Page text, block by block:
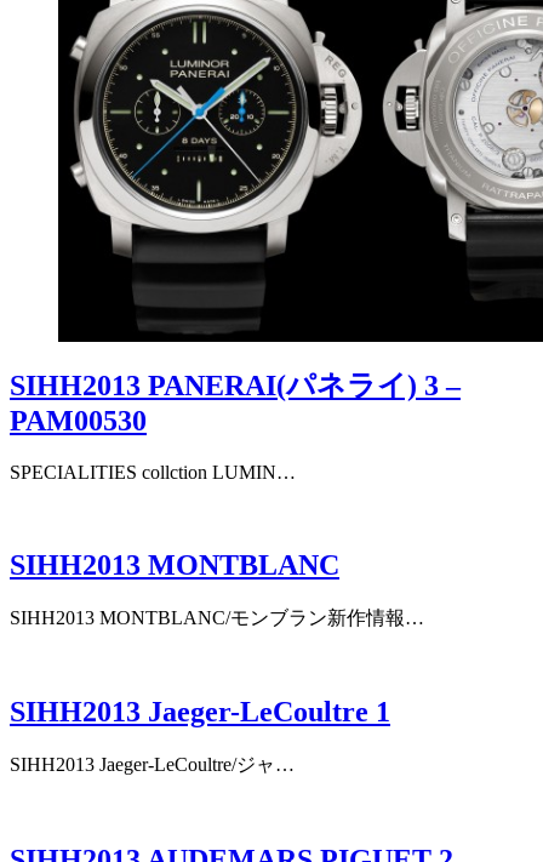
SIHH2013 PANERAI(パネライ) 3 –
PAM00530
SPECIALITIES collction LUMIN…
SIHH2013 MONTBLANC
SIHH2013 MONTBLANC/モンブラン新作情報…
SIHH2013 Jaeger-LeCoultre 1
SIHH2013 Jaeger-LeCoultre/ジャ…